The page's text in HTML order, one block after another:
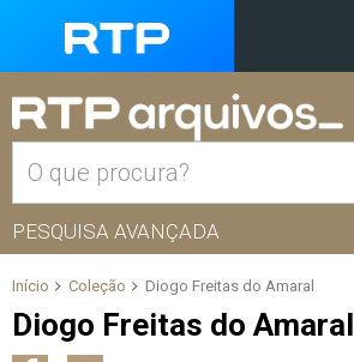
PESQUISA AVANÇADA
Início Coleção Diogo Freitas do Amaral
Diogo Freitas do Amaral